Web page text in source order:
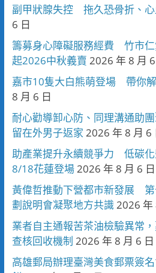
副甲狀腺失控 拖久恐骨折、心
6 日
籌募身心障礙服務經費 竹市
起2026中秋義賣 2026 年 8 月
嘉市10隻大白熊萌登場 帶你
8 月 6 日
耐心勸導卸心防、同理溝通助
留在外男子返家 2026 年 8 月 6
助產業提升永續競爭力 低碳
8/18花蓮登場 2026 年 8 月 6 日
黃偉哲推動下營都市新發展
劃說明會凝聚地方共識 2026 年
業者自主通報苦茶油檢驗異常
查核回收機制 2026 年 8 月 6 日
高雄郵局辦理臺灣美食郵票簽